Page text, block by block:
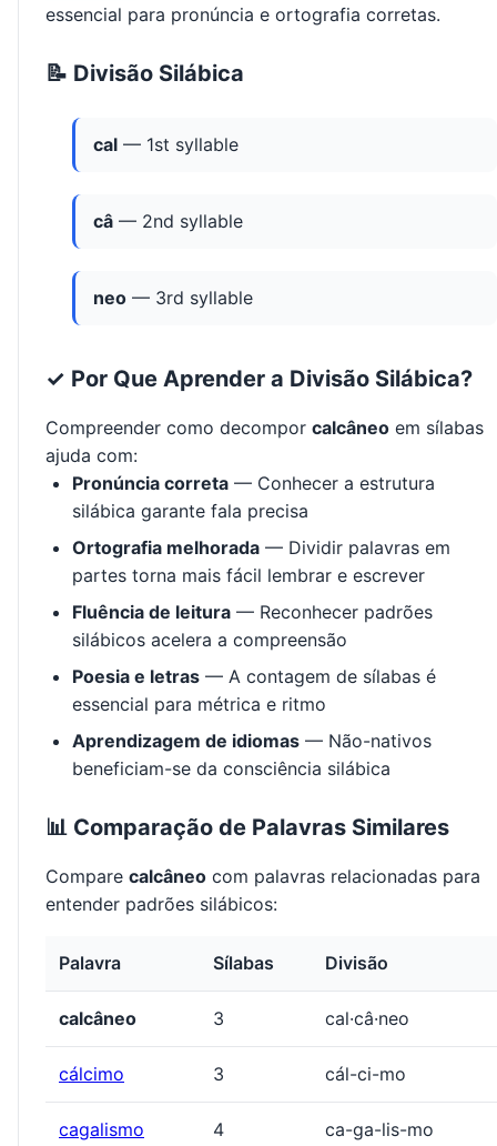
essencial para pronúncia e ortografia corretas.
📝 Divisão Silábica
cal — 1st syllable
câ — 2nd syllable
neo — 3rd syllable
✓ Por Que Aprender a Divisão Silábica?
Compreender como decompor calcâneo em sílabas
ajuda com:
Pronúncia correta — Conhecer a estrutura
silábica garante fala precisa
Ortografia melhorada — Dividir palavras em
partes torna mais fácil lembrar e escrever
Fluência de leitura — Reconhecer padrões
silábicos acelera a compreensão
Poesia e letras — A contagem de sílabas é
essencial para métrica e ritmo
Aprendizagem de idiomas — Não-nativos
beneficiam-se da consciência silábica
📊 Comparação de Palavras Similares
Compare calcâneo com palavras relacionadas para
entender padrões silábicos:
Palavra Sílabas Divisão
calcâneo 3 cal·câ·neo
cálcimo 3 cál-ci-mo
cagalismo 4 ca-ga-lis-mo